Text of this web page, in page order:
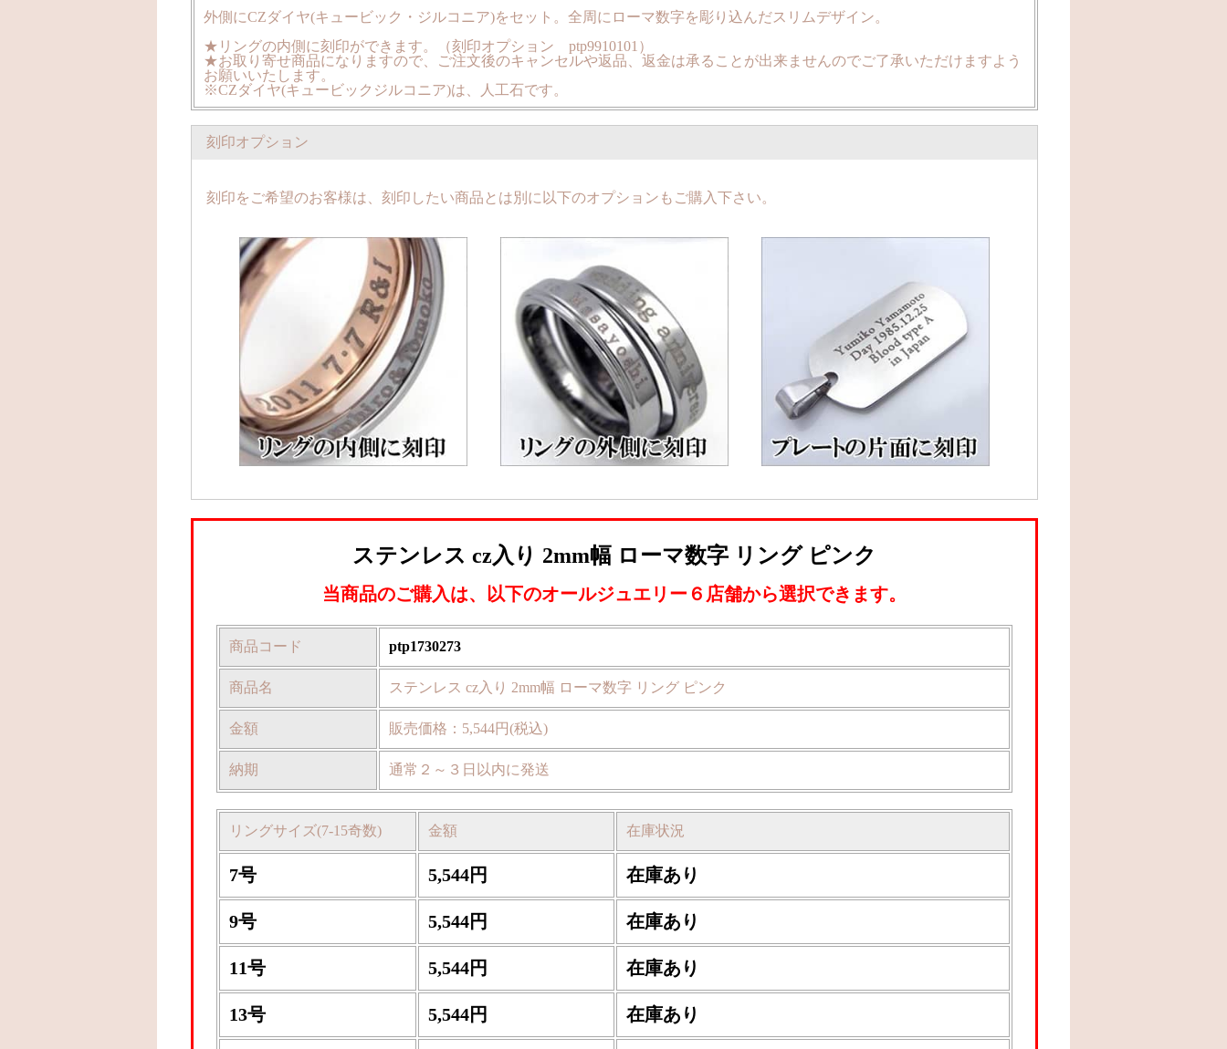
外側にCZダイヤ(キュービック・ジルコニア)をセット。全周にローマ数字を彫り込んだスリムデザイン。
★リングの内側に刻印ができます。（刻印オプション ptp9910101）
★お取り寄せ商品になりますので、ご注文後のキャンセルや返品、返金は承ることが出来ませんのでご了承いただけますよう
お願いいたします。
※CZダイヤ(キュービックジルコニア)は、人工石です。
刻印オプション
刻印をご希望のお客様は、刻印したい商品とは別に以下のオプションもご購入下さい。
ステンレス cz入り 2mm幅 ローマ数字 リング ピンク
当商品のご購入は、以下のオールジュエリー６店舗から選択できます。
商品コード ptp1730273
商品名 ステンレス cz入り 2mm幅 ローマ数字 リング ピンク
金額 販売価格：5,544円(税込)
納期 通常２～３日以内に発送
リングサイズ(7-15奇数) 金額 在庫状況
7号 5,544円 在庫あり
9号 5,544円 在庫あり
11号 5,544円 在庫あり
13号 5,544円 在庫あり